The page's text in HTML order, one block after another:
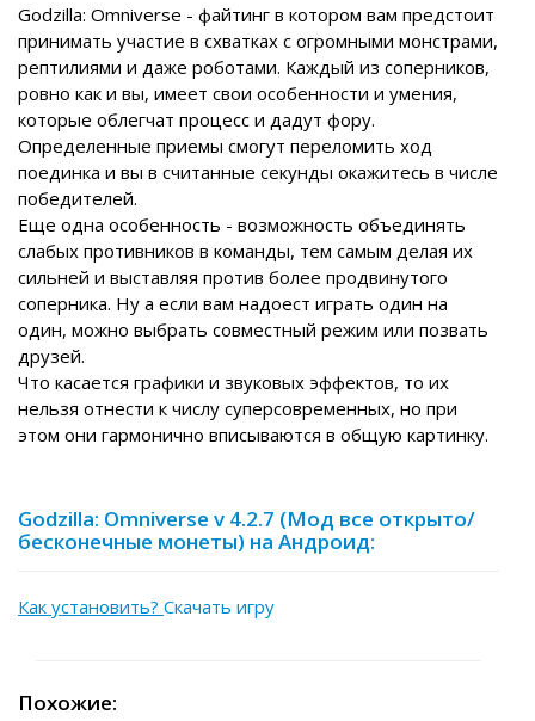
Godzilla: Omniverse - файтинг в котором вам предстоит
принимать участие в схватках с огромными монстрами,
рептилиями и даже роботами. Каждый из соперников,
ровно как и вы, имеет свои особенности и умения,
которые облегчат процесс и дадут фору.
Определенные приемы смогут переломить ход
поединка и вы в считанные секунды окажитесь в числе
победителей.
Еще одна особенность - возможность объединять
слабых противников в команды, тем самым делая их
сильней и выставляя против более продвинутого
соперника. Ну а если вам надоест играть один на
один, можно выбрать совместный режим или позвать
друзей.
Что касается графики и звуковых эффектов, то их
нельзя отнести к числу суперсовременных, но при
этом они гармонично вписываются в общую картинку.
Godzilla: Omniverse v 4.2.7 (Мод все открыто/
бесконечные монеты) на Андроид:
Как установить? Скачать игру
Похожие: